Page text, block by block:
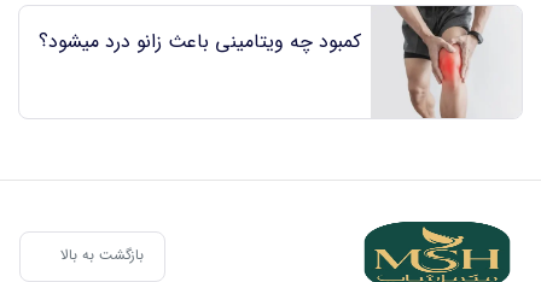
کمبود چه ویتامینی باعث زانو درد میشود؟
بازگشت به بالا